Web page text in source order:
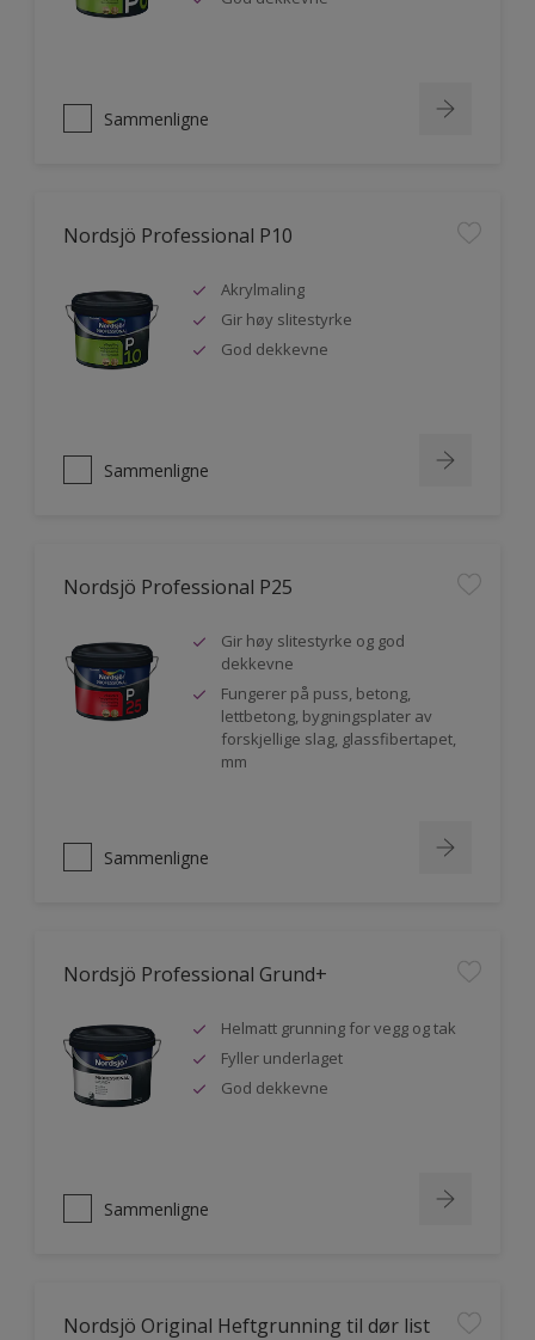
Sammenligne
Nordsjö Professional P10
Akrylmaling
Gir høy slitestyrke
God dekkevne
Sammenligne
Nordsjö Professional P25
Gir høy slitestyrke og god
dekkevne
Fungerer på puss, betong,
lettbetong, bygningsplater av
forskjellige slag, glassfibertapet,
mm
Sammenligne
Nordsjö Professional Grund+
Helmatt grunning for vegg og tak
Fyller underlaget
God dekkevne
Sammenligne
Nordsjö Original Heftgrunning til dør list